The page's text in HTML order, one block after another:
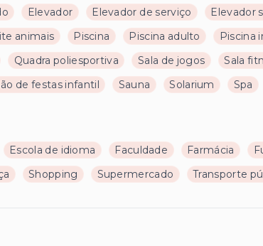
Elevador Elevador de serviço Elevador
animais Piscina Piscina adulto Piscina
Quadra poliesportiva Sala de jogos Sala
de festas infantil Sauna Solarium Spa
Escola de idioma Faculdade Farmácia
Shopping Supermercado Transporte